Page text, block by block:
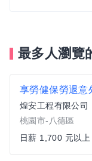
最多人瀏覽
享勞健保勞退意
煌安工程有限公司
桃園市-八德區
日薪 1,700 元以上